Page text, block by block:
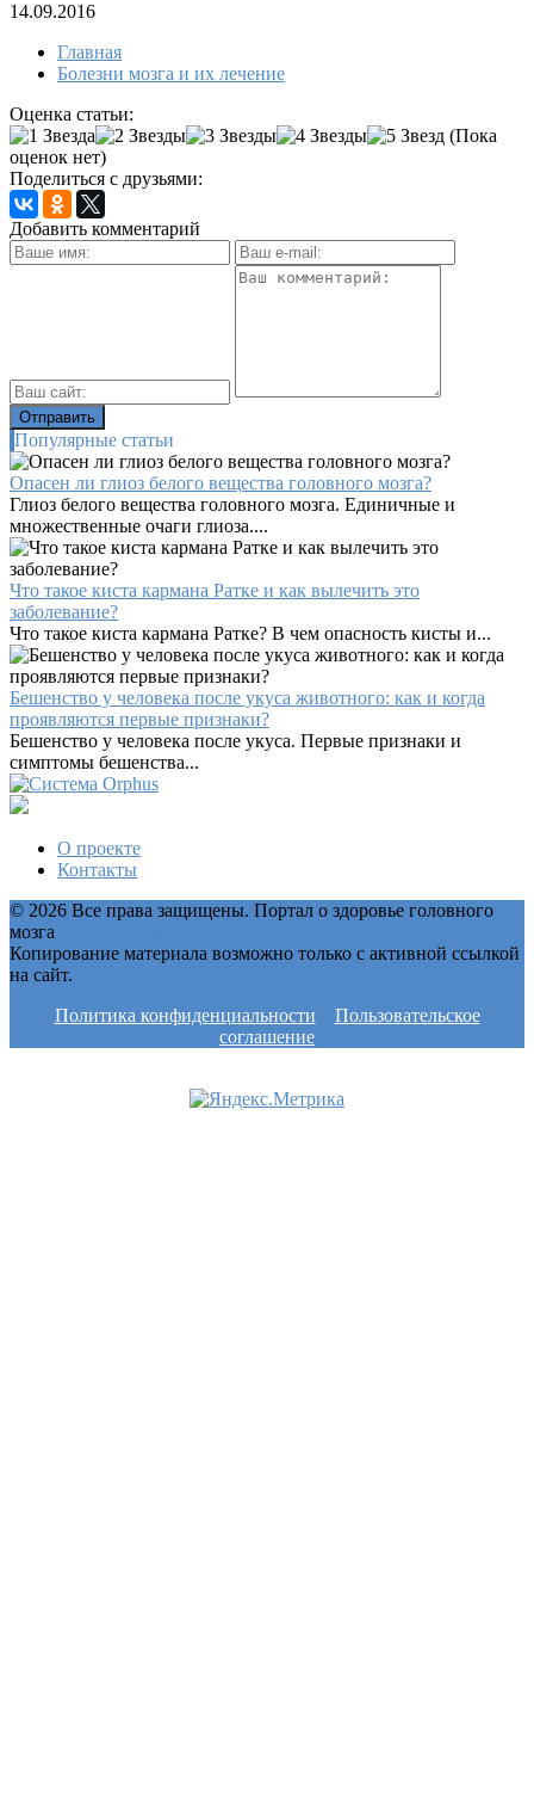
14.09.2016
Главная
Болезни мозга и их лечение
Оценка статьи:
(Пока
оценок нет)
Поделиться с друзьями:
Добавить комментарий
Популярные статьи
Опасен ли глиоз белого вещества головного мозга?
Глиоз белого вещества головного мозга. Единичные и
множественные очаги глиоза....
Что такое киста кармана Ратке и как вылечить это
заболевание?
Что такое киста кармана Ратке? В чем опасность кисты и...
Бешенство у человека после укуса животного: как и когда
проявляются первые признаки?
Бешенство у человека после укуса. Первые признаки и
симптомы бешенства...
О проекте
Контакты
© 2026 Все права защищены. Портал о здоровье головного
мозга
Копирование материала возможно только с активной ссылкой
на сайт.
Политика конфиденциальности
Пользовательское
соглашение